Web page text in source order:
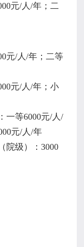
元/ 人 /年；二
元/ 人 /年；二等
元/ 人 /年；小
一等6000元/ 人 /
元/ 人 /年
院级）： 3000